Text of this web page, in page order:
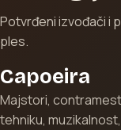
Potvrđeni izvođači i
ples.
Capoeira
Majstori,
tehniku,